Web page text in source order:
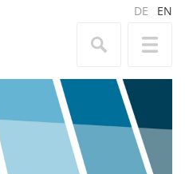
DE EN